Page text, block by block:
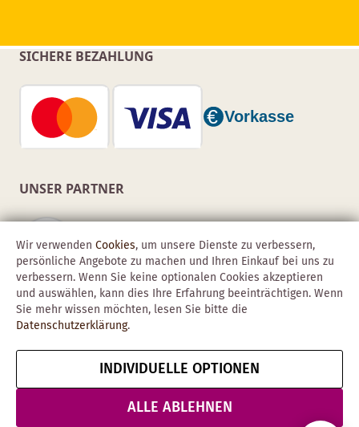
SICHERE BEZAHLUNG
UNSER PARTNER
Copyright © 2026 Obadis GmbH
ImpressumAGBDatenschutz
& Sicherheit
Vertrag widerrufen
Wir verwenden Cookies, um unsere Dienste zu verbessern,
persönliche Angebote zu machen und Ihren Einkauf bei uns zu
verbessern. Wenn Sie keine optionalen Cookies akzeptieren
und auswählen, kann dies Ihre Erfahrung beeinträchtigen. Wenn
Sie mehr wissen möchten, lesen Sie bitte die
Datenschutzerklärung.
INDIVIDUELLE OPTIONEN
ALLE ABLEHNEN